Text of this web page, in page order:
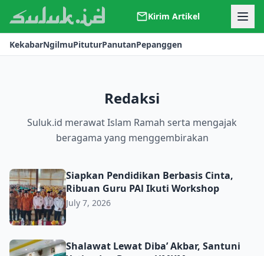
Kirim Artikel
Kerjasama
Kontak
KekabarNgilmuPituturPanutanPepanggen
Redaksi
Suluk.id merawat Islam Ramah serta mengajak
beragama yang menggembirakan
Siapkan Pendidikan Berbasis Cinta, Ribuan Guru PAl
Siapkan Pendidikan Berbasis Cinta,
Ribuan Guru PAl Ikuti Workshop
July 7, 2026
Shalawat Lewat Diba’ Akbar, Santuni Yatim dan Dorong
Shalawat Lewat Diba’ Akbar, Santuni